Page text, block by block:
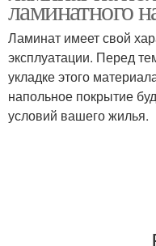
ламинатного
Ламинат имеет свой
эксплуатации. Перед
укладке этого
напольное покрытие
условий вашего жилья.